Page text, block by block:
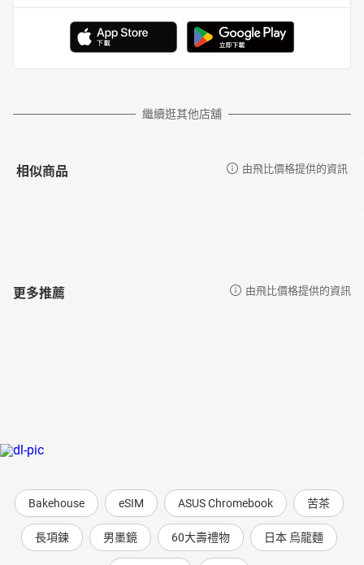
繼續逛其他店舖
相似商品 由飛比價格提供的資訊
更多推薦 由飛比價格提供的資訊
Bakehouse eSIM ASUS Chromebook 苦茶
長項鍊 男墨鏡 60大壽禮物 日本 烏龍麵